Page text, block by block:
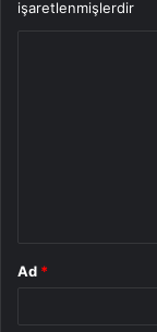
işaretlenmişlerdir
Ad *